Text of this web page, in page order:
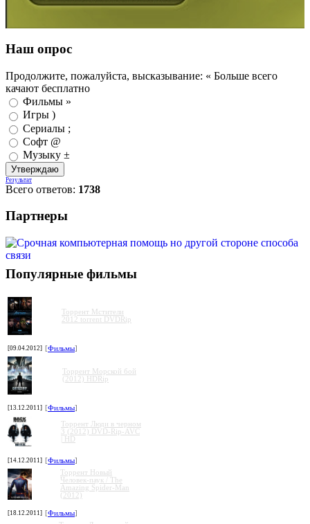
Наш опрос
Продолжите, пожалуйста, высказывание: « Больше всего
качают бесплатно
Фильмы »
Игры )
Сериалы ;
Софт @
Музыку ±
Результат
Всего ответов: 1738
Партнеры
Популярные фильмы
Торрент Мстители
2012 torrent DVDRip
[09.04.2012] [Фильмы]
Торрент Морской бой
(2012) HDRip
[13.12.2011] [Фильмы]
Торрент Люди в черном
3 (2012) DVD-Rip-AVC
| HD
[14.12.2011] [Фильмы]
Торрент Новый
Человек-паук / The
Amazing Spider-Man
(2012)
[18.12.2011] [Фильмы]